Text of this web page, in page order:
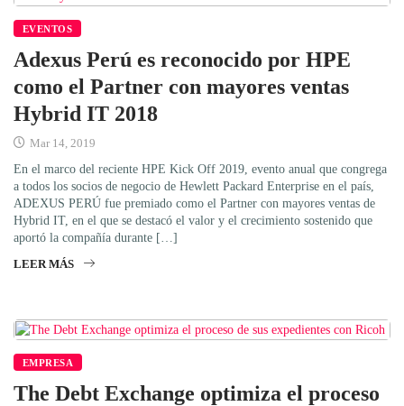
EVENTOS
Adexus Perú es reconocido por HPE
como el Partner con mayores ventas
Hybrid IT 2018
Mar 14, 2019
En el marco del reciente HPE Kick Off 2019, evento anual que congrega
a todos los socios de negocio de Hewlett Packard Enterprise en el país,
ADEXUS PERÚ fue premiado como el Partner con mayores ventas de
Hybrid IT, en el que se destacó el valor y el crecimiento sostenido que
aportó la compañía durante […]
LEER MÁS
EMPRESA
The Debt Exchange optimiza el proceso